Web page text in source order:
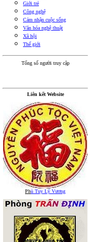
Giới trẻ
Công nghệ
Cảm nhận cuộc sống
Văn hóa nghệ thuật
Xã hội
Thế giới
Tổng số người truy cập
Liên kết Website
Phủ Tuy Lý Vương